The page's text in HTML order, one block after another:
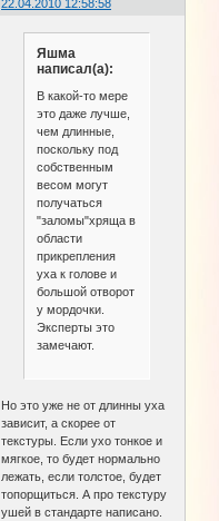
22.04.2010 12:58:58
Яшма
написал(а):
В какой-то мере
это даже лучше,
чем длинные,
поскольку под
собственным
весом могут
получаться
"заломы"хряща в
области
прикрепления
уха к голове и
большой отворот
у мордочки.
Эксперты это
замечают.
Но это уже не от длинны уха
зависит, а скорее от
текстуры. Если ухо тонкое и
мягкое, то будет нормально
лежать, если толстое, будет
топорщиться. А про текстуру
ушей в стандарте написано.